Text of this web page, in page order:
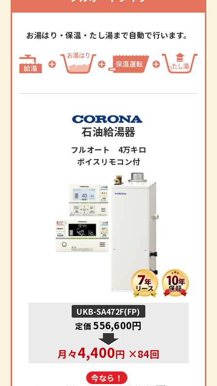
お湯はり・保温・たし湯まで自動で行います。
石油給湯器
フルオート 4万キロ
ボイスリモコン付
UKB-SA472F(FP)
定価556,600円
月々4,400円 ×84回
今なら！